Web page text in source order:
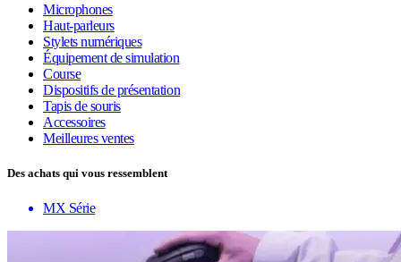
Microphones
Haut-parleurs
Stylets numériques
Équipement de simulation
Course
Dispositifs de présentation
Tapis de souris
Accessoires
Meilleures ventes
Des achats qui vous ressemblent
MX Série